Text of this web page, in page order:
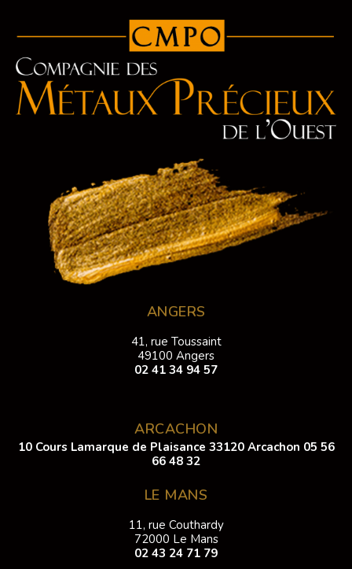
ANGERS
41, rue Toussaint
49100 Angers
02 41 34 94 57
ARCACHON
10 Cours Lamarque de Plaisance 33120 Arcachon 05 56
66 48 32
LE MANS
11, rue Couthardy
72000 Le Mans
02 43 24 71 79